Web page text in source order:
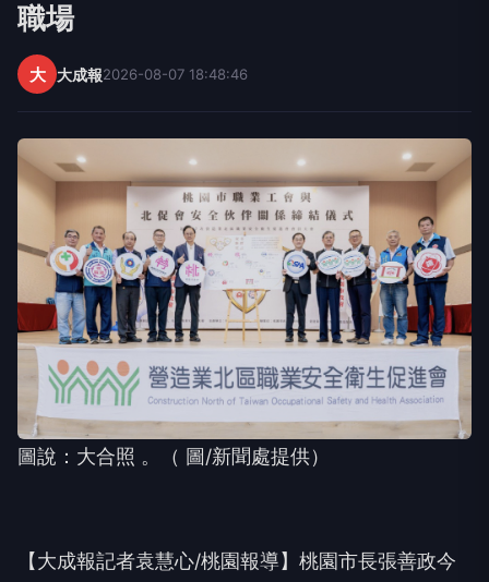
職場
大 大成報2026-08-07 18:48:46
圖說：大合照 。（ 圖/新聞處提供）
【大成報記者袁慧心/桃園報導】桃園市長張善政今